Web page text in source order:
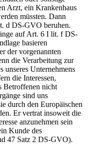
Arzt, ein Krankenhaus
müssten. Dann
d DS-GVO beruhen.
auf Art. 6 I lit. f DS-
basieren
der vorgenannten
die Verarbeitung zur
unseres Unternehmens
die Interessen,
Betroffenen nicht
sind uns
durch den Europäischen
Er vertrat insoweit die
anzunehmen sein
Kunde des
47 Satz 2 DS-GVO).